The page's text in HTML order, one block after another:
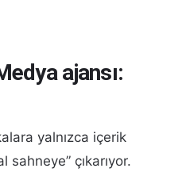
ajansı:
yalnızca içerik
sahneye” çıkarıyor.